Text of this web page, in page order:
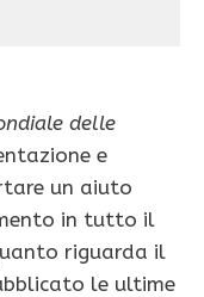
delle
e
un aiuto
in tutto il
riguarda il
le ultime